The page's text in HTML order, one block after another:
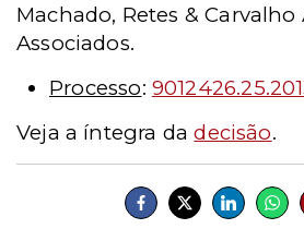
Machado, Retes &
Associados.
Processo:
Veja a íntegra dadecisão.